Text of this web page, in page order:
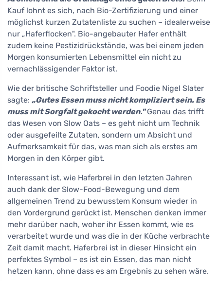
Kauf lohnt es sich, nach Bio-Zertifizierung und einer
möglichst kurzen Zutatenliste zu suchen – idealerweise
nur „Haferflocken". Bio-angebauter Hafer enthält
zudem keine Pestizidrückstände, was bei einem jeden
Morgen konsumierten Lebensmittel ein nicht zu
vernachlässigender Faktor ist.
Wie der britische Schriftsteller und Foodie Nigel Slater
sagte: „Gutes Essen muss nicht kompliziert sein. Es
muss mit Sorgfalt gekocht werden."Genau das trifft
das Wesen von Slow Oats – es geht nicht um Technik
oder ausgefeilte Zutaten, sondern um Absicht und
Aufmerksamkeit für das, was man sich als erstes am
Morgen in den Körper gibt.
Interessant ist, wie Haferbrei in den letzten Jahren
auch dank der Slow-Food-Bewegung und dem
allgemeinen Trend zu bewusstem Konsum wieder in
den Vordergrund gerückt ist. Menschen denken immer
mehr darüber nach, woher ihr Essen kommt, wie es
verarbeitet wurde und was die in der Küche verbrachte
Zeit damit macht. Haferbrei ist in dieser Hinsicht ein
perfektes Symbol – es ist ein Essen, das man nicht
hetzen kann, ohne dass es am Ergebnis zu sehen wäre.